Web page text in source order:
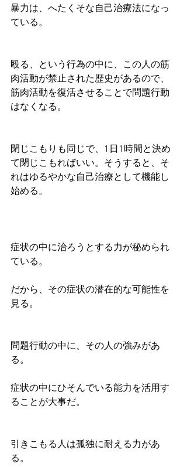
暴力は、へたくそな自己治療法になっ
ている。
殴る、という行為の中に、この人の筋
肉活動が禁止された歴史があるので、
筋肉活動を復活させることで問題行動
はなくなる。
閉じこもりも同じで、1日1時間と決め
て閉じこもればいい。そうすると、そ
れはゆるやかな自己治療として機能し
始める。
症状の中に治ろうとする力が秘められ
ている。
だから、その症状の潜在的な可能性を
見る。
問題行動の中に、その人の強みがあ
る。
症状の中にひそんでいる能力を活用す
ることが大事だ。
引きこもる人は孤独に耐える力があ
る。